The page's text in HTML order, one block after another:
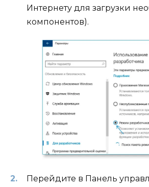
Интернету для загрузки
компонентов).
Перейдите в Панель